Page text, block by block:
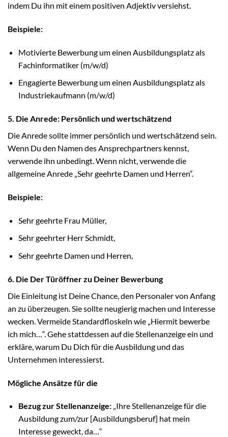
indem Du ihn mit einem positiven Adjektiv versiehst.
Beispiele:
Motivierte Bewerbung um einen Ausbildungsplatz als
Fachinformatiker (m/w/d)
Engagierte Bewerbung um einen Ausbildungsplatz als
Industriekaufmann (m/w/d)
5. Die Anrede: Persönlich und wertschätzend
Die Anrede sollte immer persönlich und wertschätzend sein.
Wenn Du den Namen des Ansprechpartners kennst,
verwende ihn unbedingt. Wenn nicht, verwende die
allgemeine Anrede „Sehr geehrte Damen und Herren“.
Beispiele:
Sehr geehrte Frau Müller,
Sehr geehrter Herr Schmidt,
Sehr geehrte Damen und Herren,
6. Die Der Türöffner zu Deiner Bewerbung
Die Einleitung ist Deine Chance, den Personaler von Anfang
an zu überzeugen. Sie sollte neugierig machen und Interesse
wecken. Vermeide Standardfloskeln wie „Hiermit bewerbe
ich mich…“. Gehe stattdessen auf die Stellenanzeige ein und
erkläre, warum Du Dich für die Ausbildung und das
Unternehmen interessierst.
Mögliche Ansätze für die
Bezug zur Stellenanzeige:„Ihre Stellenanzeige für die
Ausbildung zum/zur [Ausbildungsberuf] hat mein
Interesse geweckt, da…“